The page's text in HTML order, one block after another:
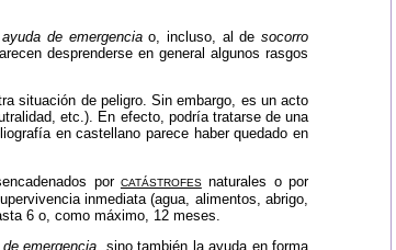
ayuda de emergenciao, incluso, al desocorro
desprenderse en general algunos rasgos
situación de peligro. Sin embargo, es un acto
etc.). En efecto, podría tratarse de una
en castellano parece haber quedado en
por catástrofesnaturales o por
inmediata (agua, alimentos, abrigo,
6 o, como máximo, 12 meses.
emergencia, sino también la ayuda en forma